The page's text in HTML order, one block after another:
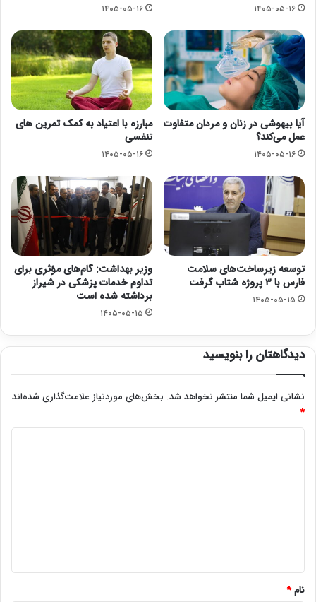
۱۴۰۵-۰۵-۱۶ ۱۴۰۵-۰۵-۱۶
آیا بیهوشی در زنان و مردان متفاوت
عمل می‌کند؟
۱۴۰۵-۰۵-۱۶
مبارزه با اعتیاد به کمک تمرین های
تنفسی
۱۴۰۵-۰۵-۱۶
توسعه زیرساخت‌های سلامت
فارس با ۳ پروژه شتاب گرفت
۱۴۰۵-۰۵-۱۵
وزیر بهداشت: گام‌های مؤثری برای
تداوم خدمات پزشکی در شیراز
برداشته شده است
۱۴۰۵-۰۵-۱۵
دیدگاهتان را بنویسید
نشانی ایمیل شما منتشر نخواهد شد. بخش‌های موردنیاز علامت‌گذاری شده‌اند
*
نام*